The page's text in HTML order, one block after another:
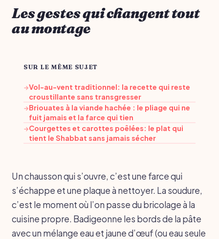
Les gestes qui changent tout
au montage
SUR LE MÊME SUJET
→Vol-au-vent traditionnel: la recette qui reste
croustillante sans transgresser
→Briouates à la viande hachée : le pliage qui ne
fuit jamais et la farce qui tien
→Courgettes et carottes poêlées: le plat qui
tient le Shabbat sans jamais sécher
Un chausson qui s’ouvre, c’est une farce qui
s’échappe et une plaque à nettoyer. La soudure,
c’est le moment où l’on passe du bricolage à la
cuisine propre. Badigeonne les bords de la pâte
avec un mélange eau et jaune d’œuf (ou eau seule